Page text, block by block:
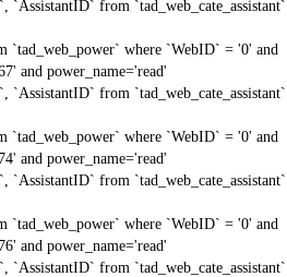
`AssistantID` from `tad_web_cate_assistant`
`tad_web_power` where `WebID` = '0' and
and power_name='read'
`AssistantID` from `tad_web_cate_assistant`
`tad_web_power` where `WebID` = '0' and
and power_name='read'
`AssistantID` from `tad_web_cate_assistant`
`tad_web_power` where `WebID` = '0' and
and power_name='read'
`AssistantID` from `tad_web_cate_assistant`